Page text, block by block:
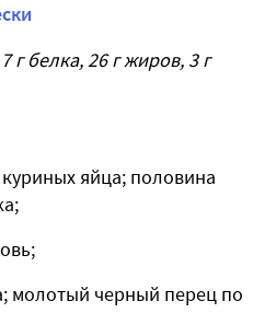
г белка, 26 г жиров, 3 г
куриных яйца; половина
молотый черный перец по